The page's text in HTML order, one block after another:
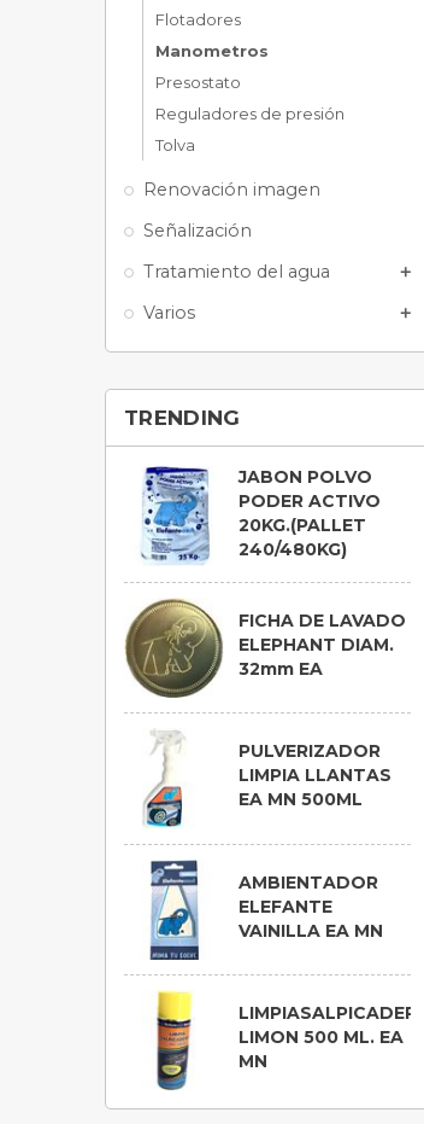
Flotadores
Manometros
Presostato
Reguladores de presión
Tolva
Renovación imagen
Señalización
Tratamiento del agua
add
Varios add
TRENDING
JABON POLVO
PODER ACTIVO
20KG.(PALLET
240/480KG)
FICHA DE LAVADO
ELEPHANT DIAM.
32mm EA
PULVERIZADOR
LIMPIA LLANTAS
EA MN 500ML
AMBIENTADOR
ELEFANTE
VAINILLA EA MN
LIMPIASALPICADERO
LIMON 500 ML. EA
MN